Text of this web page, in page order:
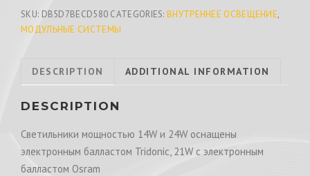
SKU: DB5D7BECD580 CATEGORIES:ВНУТРЕННЕЕ ОСВЕЩЕНИЕ,
МОДУЛЬНЫЕ СИСТЕМЫ
DESCRIPTION ADDITIONAL INFORMATION
DESCRIPTION
Светильники мощностью 14W и 24W оснащены
электронным балластом Tridonic, 21W с электронным
балластом Osram